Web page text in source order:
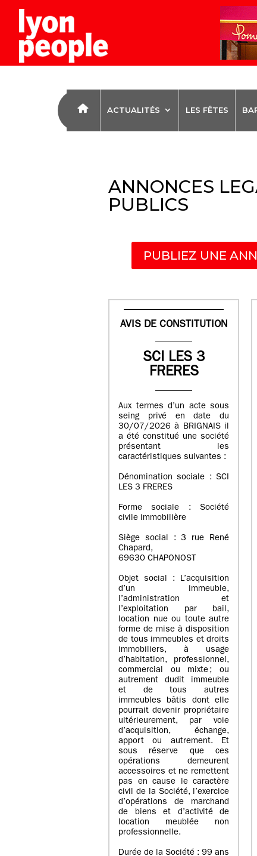
ACTUALITÉS LES FÊTES
ANNONCES
PUBLICS
PUBLIEZ UNE
AVIS DE CONSTITUTION
SCI LES 3
FRERES
Aux termes d’un acte sous
seing privé en date du
30/07/2026 à BRIGNAIS il
a été constitué une société
présentant les
caractéristiques suivantes :
Dénomination sociale : SCI
LES 3 FRERES
Forme sociale : Société
civile immobilière
Siège social : 3 rue René
Chapard,
69630 CHAPONOST
Objet social : L’acquisition
d’un immeuble,
l’administration et
l’exploitation par bail,
location nue ou toute autre
forme de mise à disposition
de tous immeubles et droits
immobiliers, à usage
d’habitation, professionnel,
commercial ou mixte ; ou
autrement dudit immeuble
et de tous autres
immeubles bâtis dont elle
pourrait devenir propriétaire
ultérieurement, par voie
d’acquisition, échange,
apport ou autrement. Et
sous réserve que ces
opérations demeurent
accessoires et ne remettent
pas en cause le caractère
civil de la Société, l’exercice
d’opérations de marchand
de biens et d’activité de
location meublée non
professionnelle.
Durée de la Société : 99 ans